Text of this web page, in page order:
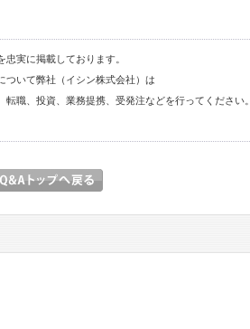
実に掲載しております。
ついて弊社（イシン株式会社）は
職、投資、業務提携、受発注などを行ってください。